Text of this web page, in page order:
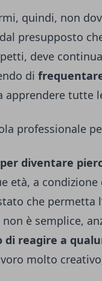
quindi, non
presupposto
deve
di
apprendere tutte
professionale
diventare
età, a
che permetta
è semplice,
reagire a
molto